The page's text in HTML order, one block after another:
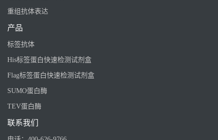
重组抗体表达
产品
标签抗体
His标签蛋白快速检测试剂盒
Flag标签蛋白快速检测试剂盒
SUMO蛋白酶
TEV蛋白酶
联系我们